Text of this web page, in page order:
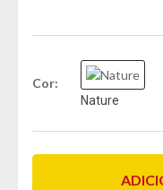
Cor
Nature